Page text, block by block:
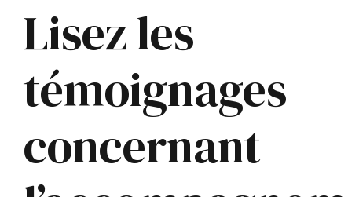
Lisez les
témoignages
concernant